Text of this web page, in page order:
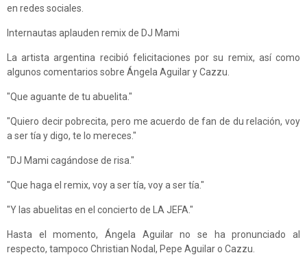
en redes sociales.
​Internautas aplauden remix de ​DJ Mami
La artista argentina recibió felicitaciones por su remix, así como
algunos comentarios sobre Ángela Aguilar y Cazzu.
"Que aguante de tu abuelita."
"Quiero decir pobrecita, pero me acuerdo de fan de du relación, voy
a ser tía y digo, te lo mereces."
"DJ Mami cagándose de risa."
"Que haga el remix, voy a ser tía, voy a ser tía."
"Y las abuelitas en el concierto de LA JEFA."
Hasta el momento, Ángela Aguilar no se ha pronunciado al
respecto, tampoco Christian Nodal, Pepe Aguilar o Cazzu.